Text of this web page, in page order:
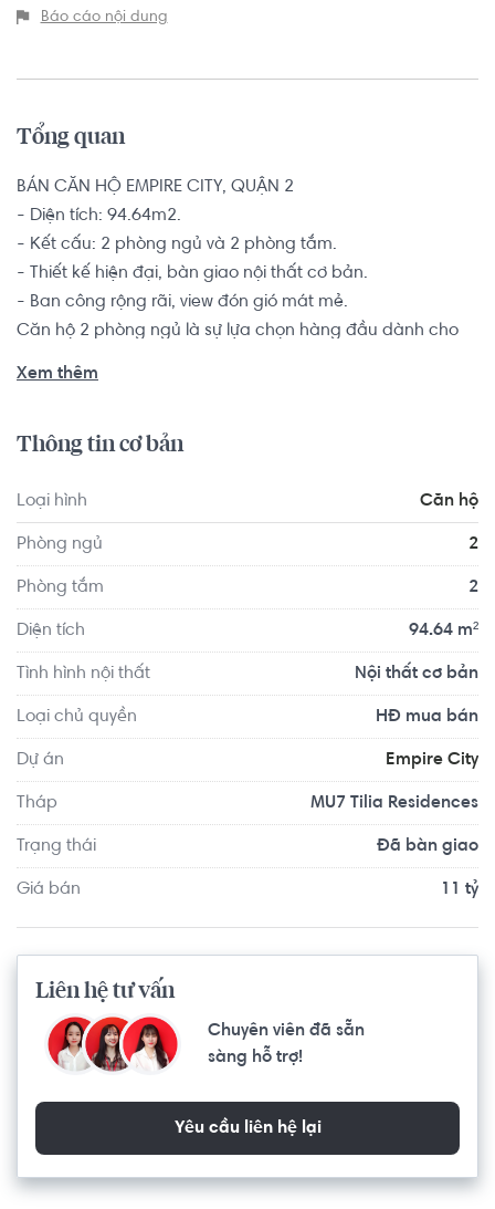
Báo cáo nội dung
Tổng quan
BÁN CĂN HỘ EMPIRE CITY, QUẬN 2
- Diện tích: 94.64m2.
- Kết cấu: 2 phòng ngủ và 2 phòng tắm.
- Thiết kế hiện đại, bàn giao nội thất cơ bản.
- Ban công rộng rãi, view đón gió mát mẻ.
Căn hộ 2 phòng ngủ là sự lựa chọn hàng đầu dành cho
tâm khu đô thị mới Thủ Thiêm, Quận 2 mà dự án căn hộ
Empire City còn sở hữu nguyên một hệ thống hạ tầng tiện
với mong muốn mang đến cho quý cư dân an sinh tại căn
hộ Empire City một phong cách sống hoàn mỹ, đẳng cấp
ngay giữa lòng Sài Gòn.
Xem thêm
Thông tin cơ bản
Loại hình Căn hộ
Phòng ngủ 2
Phòng tắm 2
Diện tích 94.64 m²
Tình hình nội thất Nội thất cơ bản
Loại chủ quyền HĐ mua bán
Dự án Empire City
Tháp MU7 Tilia Residences
Trạng thái Đã bàn giao
Giá bán 11 tỷ
Liên hệ tư vấn
Chuyên viên đã sẵn
sàng hỗ trợ!
Yêu cầu liên hệ lại